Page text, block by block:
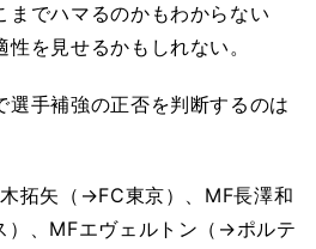
までハマるのかもわからない
を見せるかもしれない。
手補強の正否を判断するのは
拓矢（→FC東京）、MF長澤和
、MFエヴェルトン（→ポルテ